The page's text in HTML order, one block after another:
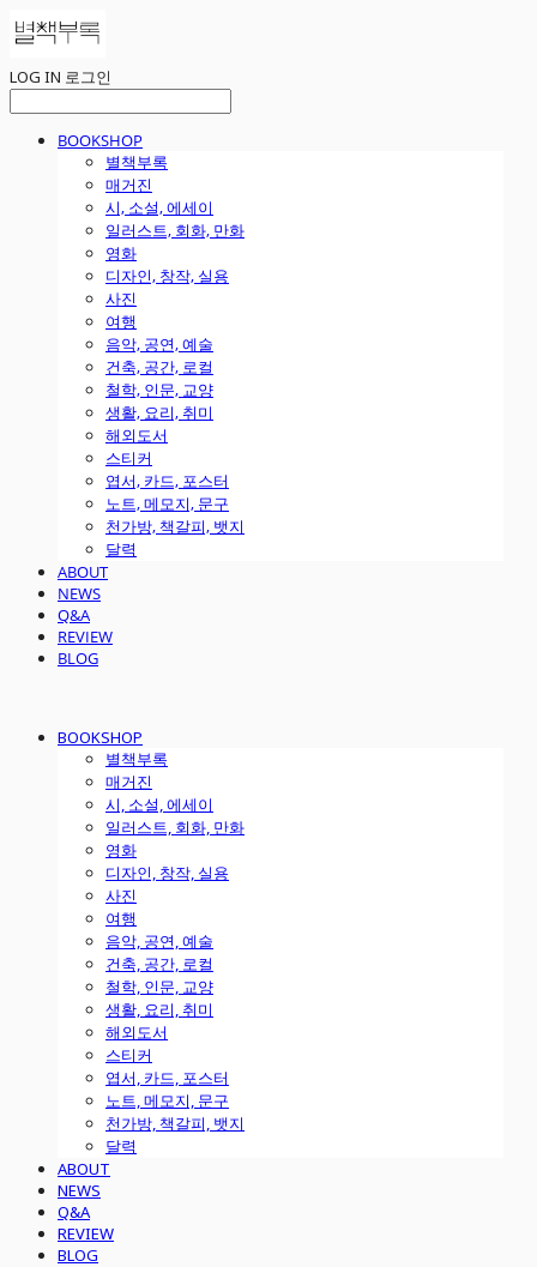
LOG IN 로그인
BOOKSHOP
별책부록
매거진
시, 소설, 에세이
일러스트, 회화, 만화
영화
디자인, 창작, 실용
사진
여행
음악, 공연, 예술
건축, 공간, 로컬
철학, 인문, 교양
생활, 요리, 취미
해외도서
스티커
엽서, 카드, 포스터
노트, 메모지, 문구
천가방, 책갈피, 뱃지
달력
ABOUT
NEWS
Q&A
REVIEW
BLOG
BOOKSHOP
별책부록
매거진
시, 소설, 에세이
일러스트, 회화, 만화
영화
디자인, 창작, 실용
사진
여행
음악, 공연, 예술
건축, 공간, 로컬
철학, 인문, 교양
생활, 요리, 취미
해외도서
스티커
엽서, 카드, 포스터
노트, 메모지, 문구
천가방, 책갈피, 뱃지
달력
ABOUT
NEWS
Q&A
REVIEW
BLOG